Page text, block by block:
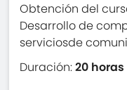
Obtención del
Desarrollo de
serviciosde
Duración:20 horas